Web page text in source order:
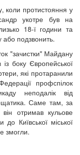
коли протистояння у
укотре був на
18-ї години та
подзвонить.
"зачистки" Майдану
боку Європейської
які протаранили
профспілок
неподалік від
Саме там, за
отримав кульове
Київської міської
змогли.